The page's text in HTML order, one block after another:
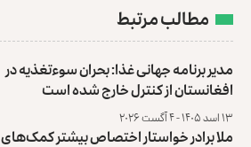
مطالب مرتبط
مدیر برنامه جهانی غذا: بحران سوءتغذیه در
افغانستان از کنترل خارج شده ‏است
۱۳ اسد ۱۴۰۵ - ۴ آگست ۲۰۲۶
ملا برادر خواستار اختصاص بیشتر کمک‌های